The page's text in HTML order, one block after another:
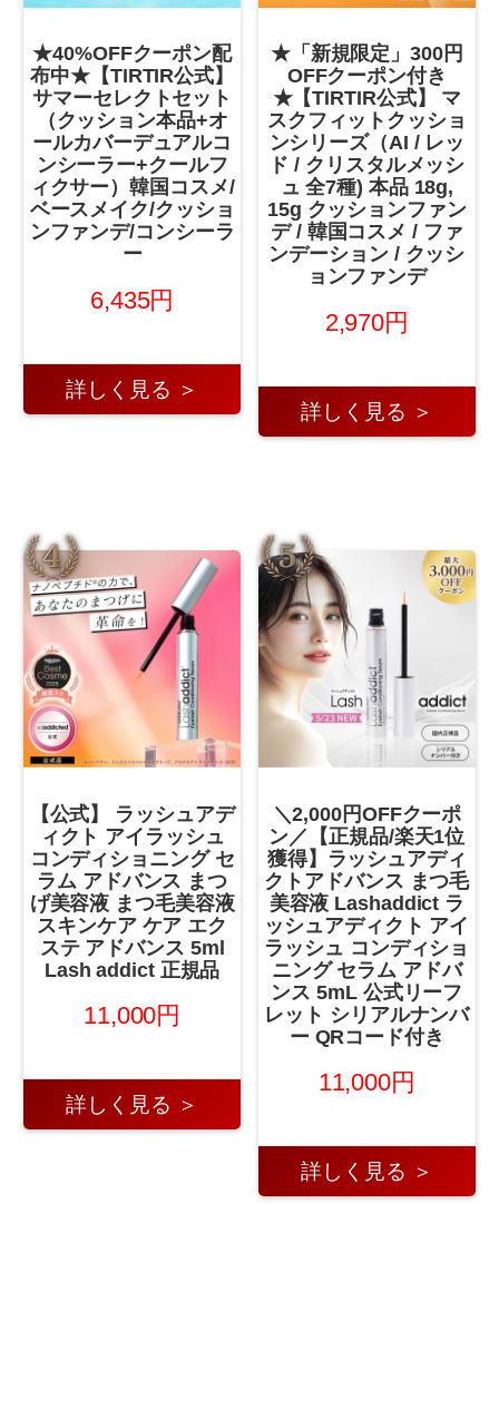
★40%OFFクーポン配
布中★【TIRTIR公式】
サマーセレクトセット
（クッション本品+オ
ールカバーデュアルコ
ンシーラー+クールフ
ィクサー）韓国コスメ/
ベースメイク/クッショ
ンファンデ/コンシーラ
ー
6,435円
詳しく見る ＞
★「新規限定」300円
OFFクーポン付き
★【TIRTIR公式】 マ
スクフィットクッショ
ンシリーズ（AI / レッ
ド / クリスタルメッシ
ュ 全7種) 本品 18g,
15g クッションファン
デ / 韓国コスメ / ファ
ンデーション / クッシ
ョンファンデ
2,970円
詳しく見る ＞
【公式】 ラッシュアデ
ィクト アイラッシュ
コンディショニング セ
ラム アドバンス まつ
げ美容液 まつ毛美容液
スキンケア ケア エク
ステ アドバンス 5ml
Lash addict 正規品
11,000円
詳しく見る ＞
＼2,000円OFFクーポ
ン／【正規品/楽天1位
獲得】ラッシュアディ
クトアドバンス まつ毛
美容液 Lashaddict ラ
ッシュアディクト アイ
ラッシュ コンディショ
ニング セラム アドバ
ンス 5mL 公式リーフ
レット シリアルナンバ
ー QRコード付き
11,000円
詳しく見る ＞